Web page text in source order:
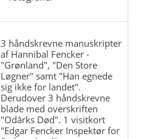
3 håndskrevne manuskripter
af Hannibal Fencker -
"Grønland", "Den Store
Løgner" samt "Han egnede
sig ikke for landet".
Derudover 3 håndskrevne
blade med overskriften
"Odârks Død". 1 visitkort
"Edgar Fencker Inspektør for